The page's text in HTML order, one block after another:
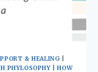
& HEALING
PHYLOSOPHY |HOW